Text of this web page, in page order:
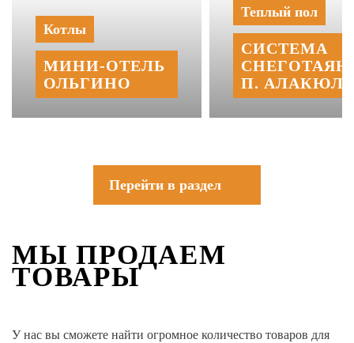
Котлы
МИНИ‑‏ОТЕЛЬ
ОЛЬГИНО
Теплый пол
СИСТЕМА
П.
Перейти в раздел
МЫ ПРОДАЕМ
ТОВАРЫ
У нас вы сможете найти огромное количество товаров для